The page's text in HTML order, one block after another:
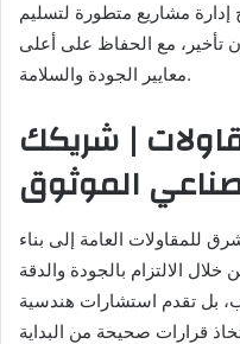
مشاريع متطورة لتسليم
تأخير، مع الحفاظ على أعلى
معايير الجودة والسلامة.
| شريكك
الموثوق
للمقاولات العامة إلى بناء
بل تقدم استشارات هندسية